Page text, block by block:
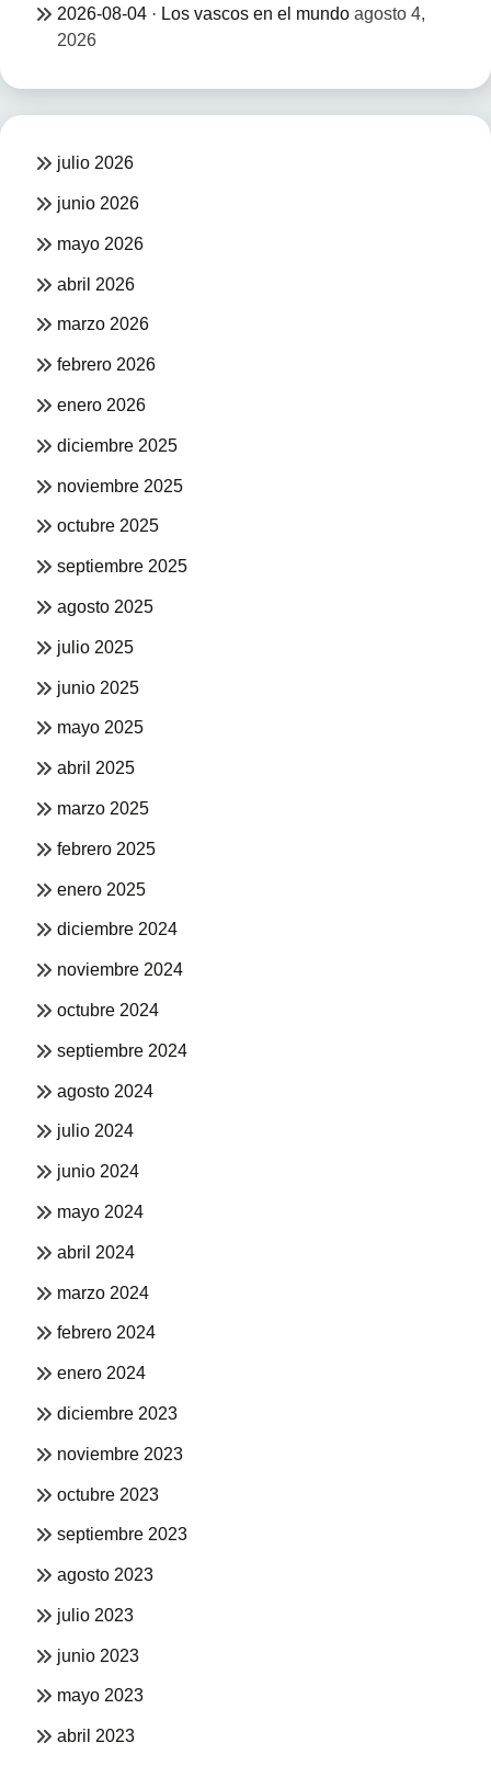
2026-08-04 · Los vascos en el mundo agosto 4,
2026
julio 2026
junio 2026
mayo 2026
abril 2026
marzo 2026
febrero 2026
enero 2026
diciembre 2025
noviembre 2025
octubre 2025
septiembre 2025
agosto 2025
julio 2025
junio 2025
mayo 2025
abril 2025
marzo 2025
febrero 2025
enero 2025
diciembre 2024
noviembre 2024
octubre 2024
septiembre 2024
agosto 2024
julio 2024
junio 2024
mayo 2024
abril 2024
marzo 2024
febrero 2024
enero 2024
diciembre 2023
noviembre 2023
octubre 2023
septiembre 2023
agosto 2023
julio 2023
junio 2023
mayo 2023
abril 2023